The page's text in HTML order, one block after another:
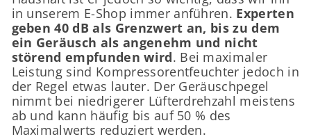
in unserem E-Shop immer anführen. Experten
geben 40 dB als Grenzwert an, bis zu dem
ein Geräusch als angenehm und nicht
störend empfunden wird. Bei maximaler
Leistung sind Kompressorentfeuchter jedoch in
der Regel etwas lauter. Der Geräuschpegel
nimmt bei niedrigerer Lüfterdrehzahl meistens
ab und kann häufig bis auf 50 % des
Maximalwerts reduziert werden.